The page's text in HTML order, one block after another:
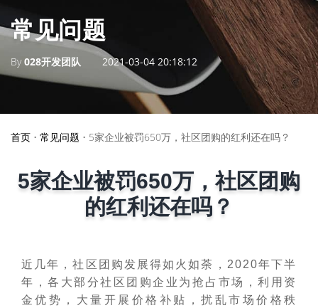
常见问题
By028开发团队 2021-03-04 20:18:12
首页 • 常见问题 • 5家企业被罚650万，社区团购的红利还在吗？
5家企业被罚650万，社区团购
的红利还在吗？
近几年，社区团购发展得如火如荼，2020年下半
年，各大部分社区团购企业为抢占市场，利用资
金优势，大量开展价格补贴，扰乱市场价格秩